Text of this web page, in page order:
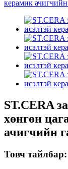
ST.CERA
хөнгөн
ачигчийн
Товч тайлбар: